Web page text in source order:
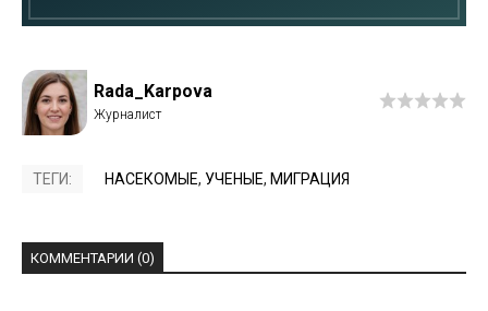
Rada_Karpova
ТЕГИ: НАСЕКОМЫЕ, УЧЕНЫЕ, МИГРАЦИЯ
КОММЕНТАРИИ (0)